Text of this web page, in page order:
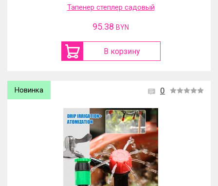
Тапенер степлер садовый
95.38 BYN
В корзину
0
Новинка